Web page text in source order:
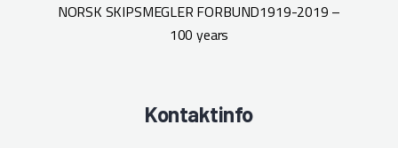
NORSK SKIPSMEGLER FORBUND1919-2019 –
100 years
Kontaktinfo